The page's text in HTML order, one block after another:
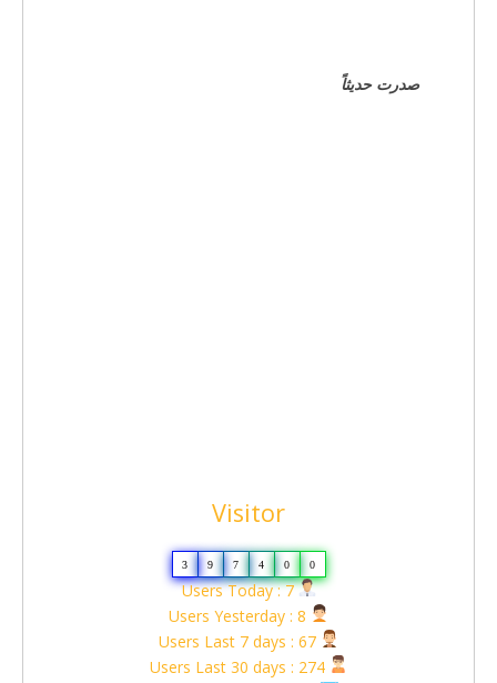
صدرت حديثاً
Visitor
0
0
4
7
9
3
Users Today : 7